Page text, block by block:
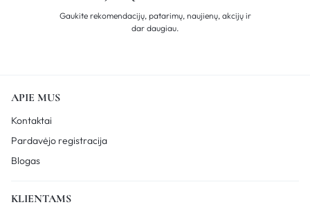
Gaukite rekomendacijų, patarimų, naujienų, akcijų ir
dar daugiau.
APIE MUS
Kontaktai
Pardavėjo registracija
Blogas
KLIENTAMS